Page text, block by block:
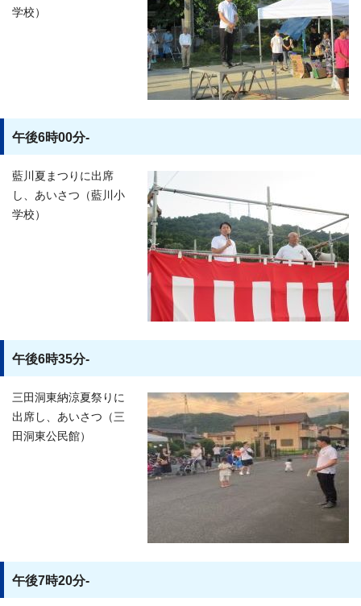
学校）
午後6時00分-
藍川夏まつりに出席
し、あいさつ（藍川小
学校）
午後6時35分-
三田洞東納涼夏祭りに
出席し、あいさつ（三
田洞東公民館）
午後7時20分-